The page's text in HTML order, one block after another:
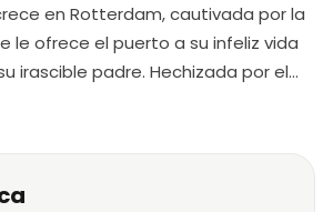
en Rotterdam, cautivada por la
le ofrece el puerto a su infeliz vida
irascible padre. Hechizada por el…